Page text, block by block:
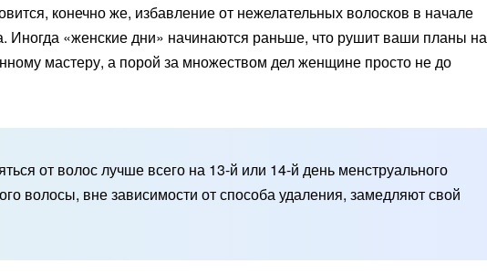
конечно же, избавление от нежелательных волосков в начале
Иногда «женские дни» начинаются раньше, что рушит ваши планы на
мастеру, а порой за множеством дел женщине просто не до
от волос лучше всего на 13-й или 14-й день менструального
волосы, вне зависимости от способа удаления, замедляют свой